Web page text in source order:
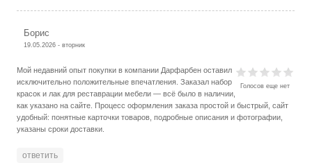
Борис
19.05.2026 - вторник
Голосов еще нет
Мой недавний опыт покупки в компании Дарфарбен оставил
исключительно положительные впечатления. Заказал набор
красок и лак для реставрации мебели — всё было в наличии,
как указано на сайте. Процесс оформления заказа простой и быстрый, сайт
удобный: понятные карточки товаров, подробные описания и фотографии,
указаны сроки доставки.
ответить